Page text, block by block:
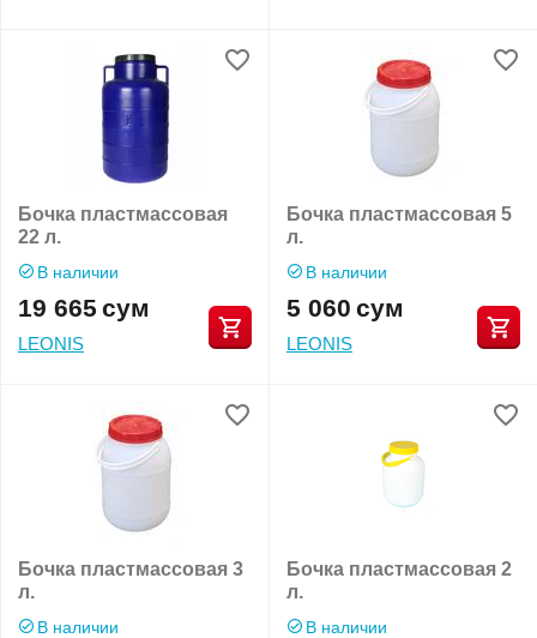
Бочка пластмассовая
22 л.
В наличии
19 665 сум
LEONIS
Бочка пластмассовая 5
л.
В наличии
5 060 сум
LEONIS
Бочка пластмассовая 3
л.
В наличии
Бочка пластмассовая 2
л.
В наличии